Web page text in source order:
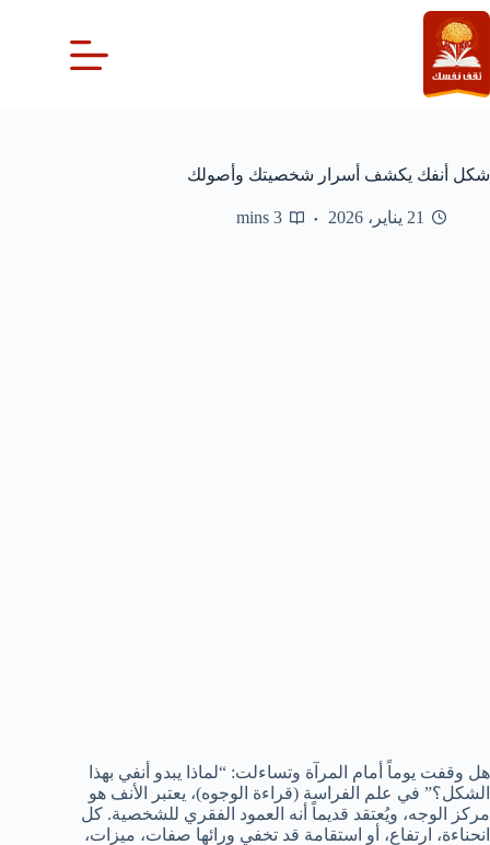
التجاوز
إلى
المحتوى
شكل أنفك يكشف أسرار شخصيتك وأصولك
21 يناير، 2026 3 mins
هل وقفت يوماً أمام المرآة وتساءلت: “لماذا يبدو أنفي بهذا
الشكل؟” في علم الفراسة (قراءة الوجوه)، يعتبر الأنف هو
مركز الوجه، ويُعتقد قديماً أنه العمود الفقري للشخصية. كل
انحناءة، ارتفاع، أو استقامة قد تخفي ورائها صفات، ميزات،